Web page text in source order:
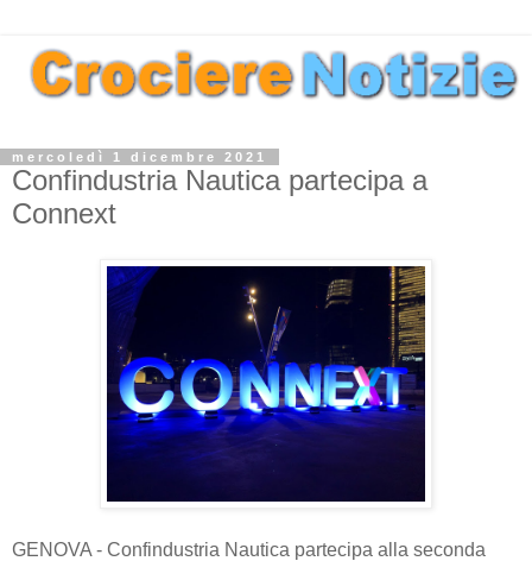
mercoledì 1 dicembre 2021
Confindustria Nautica partecipa a
Connext
GENOVA - Confindustria Nautica partecipa alla seconda